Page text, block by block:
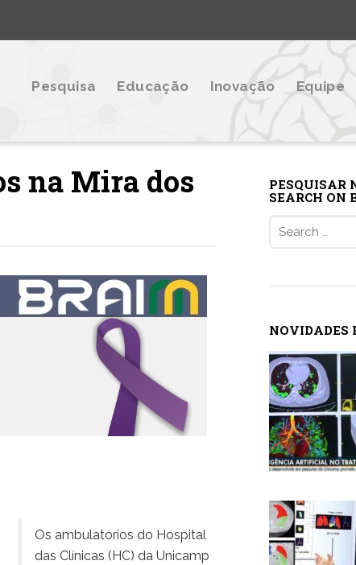
Pesquisa Educação Inovação Equipe
na Mira dos
Os ambulatórios do Hospital
das Clínicas (HC) da Unicamp
PESQUISAR
SEARCH ON
NOVIDADES